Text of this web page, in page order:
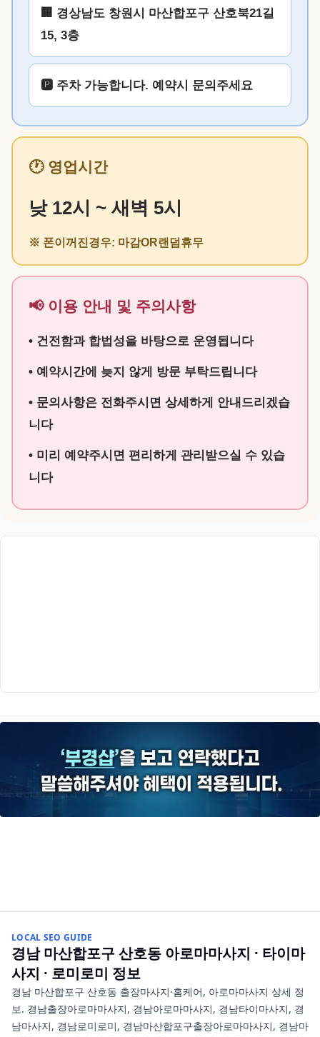
🏢 경상남도 창원시 마산합포구 산호북21길
15, 3층
🅿️ 주차 가능합니다. 예약시 문의주세요
🕐 영업시간
낮 12시 ~ 새벽 5시
※ 폰이꺼진경우: 마감OR랜덤휴무
📢 이용 안내 및 주의사항
• 건전함과 합법성을 바탕으로 운영됩니다
• 예약시간에 늦지 않게 방문 부탁드립니다
• 문의사항은 전화주시면 상세하게 안내드리겠습
니다
• 미리 예약주시면 편리하게 관리받으실 수 있습
니다
LOCAL SEO GUIDE
경남 마산합포구 산호동 아로마마사지 · 타이마
사지 · 로미로미 정보
경남 마산합포구 산호동 출장마사지·홈케어, 아로마마사지 상세 정
보. 경남출장아로마마사지, 경남아로마마사지, 경남타이마사지, 경
남마사지, 경남로미로미, 경남마산합포구출장아로마마사지, 경남마